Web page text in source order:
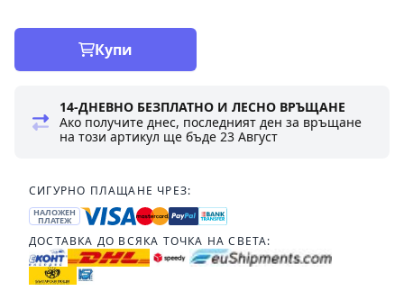
Купи
14-ДНЕВНО БЕЗПЛАТНО И ЛЕСНО ВРЪЩАНЕ
Ако получите днес, последният ден за връщане
на този артикул ще бъде23 Август
СИГУРНО ПЛАЩАНЕ ЧРЕЗ:
НАЛОЖЕН
ПЛАТЕЖ
ДОСТАВКА ДО ВСЯКА ТОЧКА НА СВЕТА: